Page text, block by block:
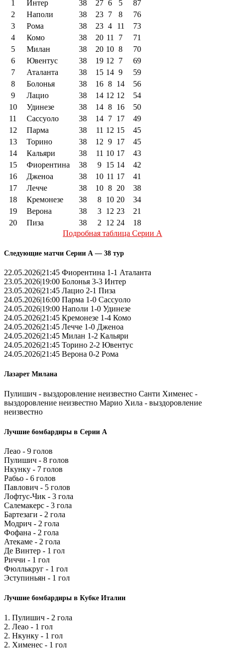
1
Интер 38 27 6 5
87
2
Наполи 38 23 7 8
76
3
Рома 38 23 4 11
73
4
Комо 38 20 11 7
71
5
Милан 38 20 10 8
70
6
Ювентус 38 19 12 7
69
7
Аталанта 38 15 14 9
59
8
Болонья 38 16 8 14
56
9
Лацио 38 14 12 12
54
10
Удинезе 38 14 8 16
50
11
Сассуоло 38 14 7 17
49
12
Парма 38 11 12 15
45
13
Торино 38 12 9 17
45
14
Кальяри 38 11 10 17
43
15
Фиорентина 38 9 15 14
42
16
Дженоа 38 10 11 17
41
17
Лечче 38 10 8 20
38
18
Кремонезе 38 8 10 20
34
19
Верона 38 3 12 23
21
20
Пиза 38 2 12 24
18
Подробная таблица Серии А
Следующие матчи Серии А — 38 тур
22.05.2026|21:45 Фиорентина 1-1 Аталанта
23.05.2026|19:00 Болонья 3-3 Интер
23.05.2026|21:45 Лацио 2-1 Пиза
24.05.2026|16:00 Парма 1-0 Сассуоло
24.05.2026|19:00 Наполи 1-0 Удинезе
24.05.2026|21:45 Кремонезе 1-4 Комо
24.05.2026|21:45 Лечче 1-0 Дженоа
24.05.2026|21:45 Милан 1-2 Кальяри
24.05.2026|21:45 Торино 2-2 Ювентус
24.05.2026|21:45 Верона 0-2 Рома
Лазарет Милана
Пулишич - выздоровление неизвестно Санти Хименес -
выздоровление неизвестно Марио Хила - выздоровление
неизвестно
Лучшие бомбардиры в Серии А
Леао - 9 голов
Пулишич - 8 голов
Нкунку - 7 голов
Рабьо - 6 голов
Павлович - 5 голов
Лофтус-Чик - 3 гола
Салемакерс - 3 гола
Бартезаги - 2 гола
Модрич - 2 гола
Фофана - 2 гола
Атекаме - 2 гола
Де Винтер - 1 гол
Риччи - 1 гол
Фюллькруг - 1 гол
Эступиньян - 1 гол
Лучшие бомбардиры в Кубке Италии
1. Пулишич - 2 гола
2. Леао - 1 гол
2. Нкунку - 1 гол
2. Хименес - 1 гол